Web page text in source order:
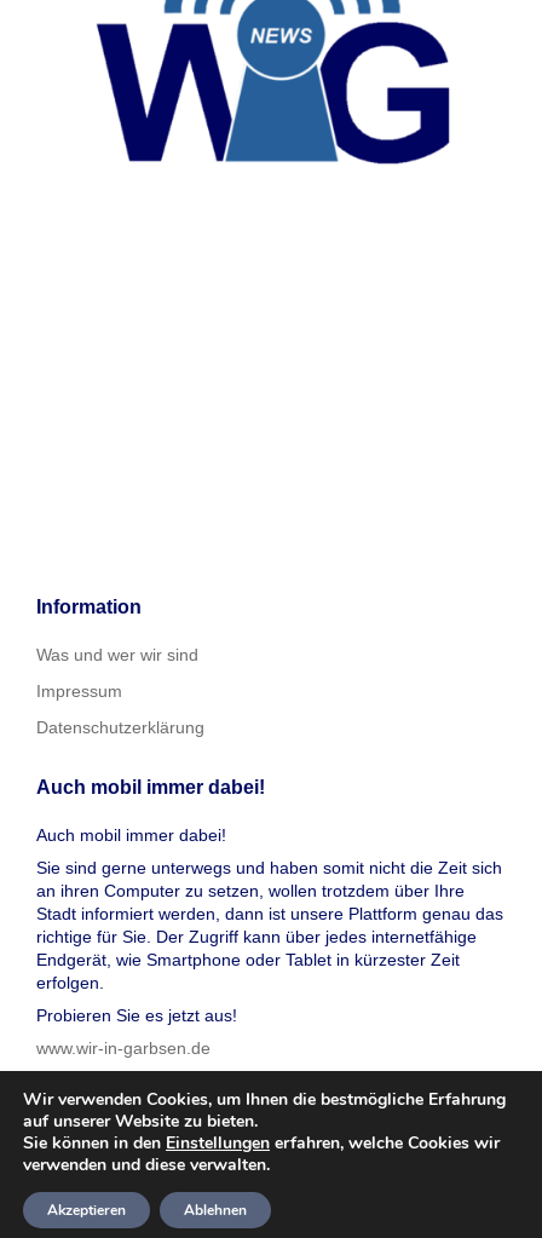
Information
Was und wer wir sind
Impressum
Datenschutzerklärung
Auch mobil immer dabei!
Auch mobil immer dabei!
Sie sind gerne unterwegs und haben somit nicht die Zeit sich
an ihren Computer zu setzen, wollen trotzdem über Ihre
Stadt informiert werden, dann ist unsere Plattform genau das
richtige für Sie. Der Zugriff kann über jedes internetfähige
Endgerät, wie Smartphone oder Tablet in kürzester Zeit
erfolgen.
Probieren Sie es jetzt aus!
www.wir-in-garbsen.de
© 2026 wir in garbsen, Inc. Alle Rechte vorbehalten
Wir verwenden Cookies, um Ihnen die bestmögliche Erfahrung
auf unserer Website zu bieten.
Sie können in den Einstellungen erfahren, welche Cookies wir
verwenden und diese verwalten.
Akzeptieren Ablehnen